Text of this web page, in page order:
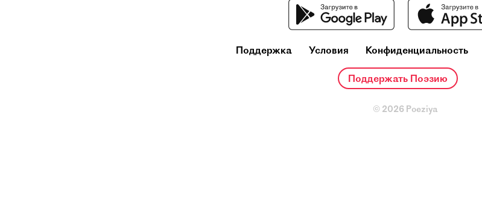
Поддержка Условия Конфиденциальность
Поддержать Поэзию
© 2026 Poeziya